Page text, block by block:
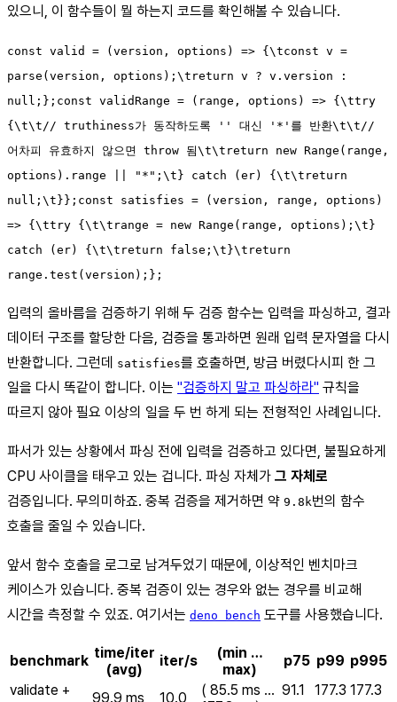
있으니, 이 함수들이 뭘 하는지 코드를 확인해볼 수 있습니다.
const valid = (version, options) => {\tconst v =
parse(version, options);\treturn v ? v.version :
null;};const validRange = (range, options) => {\ttry
{\t\t// truthiness가 동작하도록 '' 대신 '*'를 반환\t\t//
어차피 유효하지 않으면 throw 됨\t\treturn new Range(range,
options).range || "*";\t} catch (er) {\t\treturn
null;\t}};const satisfies = (version, range, options)
=> {\ttry {\t\trange = new Range(range, options);\t}
catch (er) {\t\treturn false;\t}\treturn
range.test(version);};
입력의 올바름을 검증하기 위해 두 검증 함수는 입력을 파싱하고, 결과
데이터 구조를 할당한 다음, 검증을 통과하면 원래 입력 문자열을 다시
반환합니다. 그런데 satisfies를 호출하면, 방금 버렸다시피 한 그
일을 다시 똑같이 합니다. 이는 "검증하지 말고 파싱하라" 규칙을
따르지 않아 필요 이상의 일을 두 번 하게 되는 전형적인 사례입니다.
파서가 있는 상황에서 파싱 전에 입력을 검증하고 있다면, 불필요하게
CPU 사이클을 태우고 있는 겁니다. 파싱 자체가 그 자체로
검증입니다. 무의미하죠. 중복 검증을 제거하면 약 9.8k번의 함수
호출을 줄일 수 있습니다.
앞서 함수 호출을 로그로 남겨두었기 때문에, 이상적인 벤치마크
케이스가 있습니다. 중복 검증이 있는 경우와 없는 경우를 비교해
시간을 측정할 수 있죠. 여기서는 deno bench 도구를 사용했습니다.
benchmark time/iter
(avg)
iter/s
(min …
max)
p75 p99 p995
validate +
99.9 ms 10.0
( 85.5 ms … 91.1
177.3 177.3